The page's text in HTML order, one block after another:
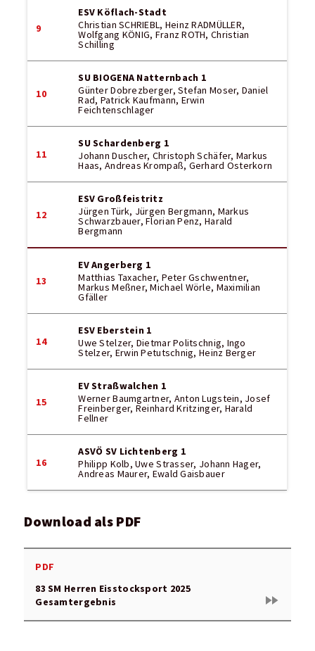
9
ESV Köflach-Stadt
Christian SCHRIEBL, Heinz RADMÜLLER,
Wolfgang KÖNIG, Franz ROTH, Christian
Schilling
10
SU BIOGENA Natternbach 1
Günter Dobrezberger, Stefan Moser, Daniel
Rad, Patrick Kaufmann, Erwin
Feichtenschlager
11
SU Schardenberg 1
Johann Duscher, Christoph Schäfer, Markus
Haas, Andreas Krompaß, Gerhard Osterkorn
12
ESV Großfeistritz
Jürgen Türk, Jürgen Bergmann, Markus
Schwarzbauer, Florian Penz, Harald
Bergmann
13
EV Angerberg 1
Matthias Taxacher, Peter Gschwentner,
Markus Meßner, Michael Wörle, Maximilian
Gfäller
14
ESV Eberstein 1
Uwe Stelzer, Dietmar Politschnig, Ingo
Stelzer, Erwin Petutschnig, Heinz Berger
15
EV Straßwalchen 1
Werner Baumgartner, Anton Lugstein, Josef
Freinberger, Reinhard Kritzinger, Harald
Fellner
16
ASVÖ SV Lichtenberg 1
Philipp Kolb, Uwe Strasser, Johann Hager,
Andreas Maurer, Ewald Gaisbauer
Download als PDF
PDF
83 SM Herren Eisstocksport 2025
Gesamtergebnis
fast_forward